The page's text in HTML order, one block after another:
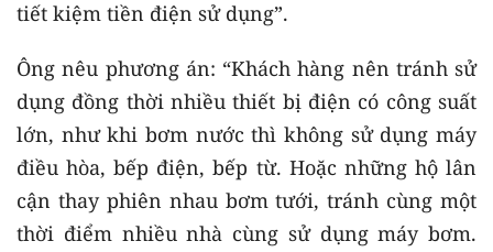
tiết kiệm tiền điện sử dụng”.
Ông nêu phương án: “Khách hàng nên tránh sử
dụng đồng thời nhiều thiết bị điện có công suất
lớn, như khi bơm nước thì không sử dụng máy
điều hòa, bếp điện, bếp từ. Hoặc những hộ lân
cận thay phiên nhau bơm tưới, tránh cùng một
thời điểm nhiều nhà cùng sử dụng máy bơm.